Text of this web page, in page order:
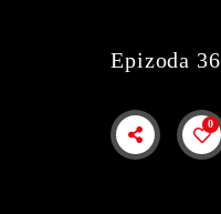
Epizoda 36
0